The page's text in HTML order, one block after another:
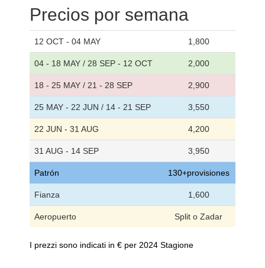
Precios por semana
12 OCT - 04 MAY 1,800
04 - 18 MAY / 28 SEP - 12 OCT 2,000
18 - 25 MAY / 21 - 28 SEP 2,900
25 MAY - 22 JUN / 14 - 21 SEP 3,550
22 JUN - 31 AUG 4,200
31 AUG - 14 SEP 3,950
Patrón 130+provisiones
Fianza 1,600
Aeropuerto Split o Zadar
I prezzi sono indicati in € per 2024 Stagione